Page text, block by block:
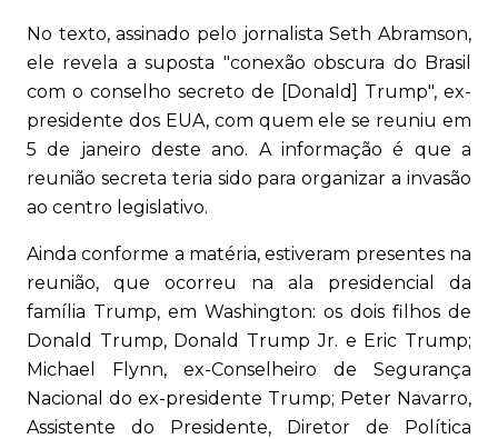
No texto, assinado pelo jornalista Seth Abramson,
ele revela a suposta "conexão obscura do Brasil
com o conselho secreto de [Donald] Trump", ex-
presidente dos EUA, com quem ele se reuniu em
5 de janeiro deste ano. A informação é que a
reunião secreta teria sido para organizar a invasão
ao centro legislativo.
Ainda conforme a matéria, estiveram presentes na
reunião, que ocorreu na ala presidencial da
família Trump, em Washington: os dois filhos de
Donald Trump, Donald Trump Jr. e Eric Trump;
Michael Flynn, ex-Conselheiro de Segurança
Nacional do ex-presidente Trump; Peter Navarro,
Assistente do Presidente, Diretor de Política